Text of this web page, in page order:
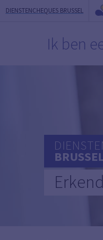
DIENSTENCHEQUES BRUSSEL
Ik ben
BRUSSEL